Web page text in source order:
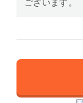
ございます。